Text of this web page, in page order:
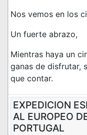
Nos vemos en los
Un fuerte abrazo,
Mientras haya un
ganas de disfrutar,
que contar.
EXPEDICION
AL EUROPEO
PORTUGAL